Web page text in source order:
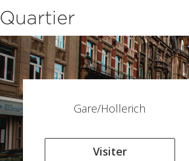
Quartier
Gare/Hollerich
Visiter